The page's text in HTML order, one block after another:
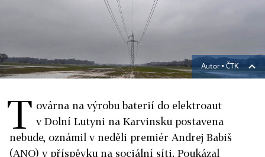
Autor ▪ ČTK
T ovárna na výrobu baterií do elektroaut
v Dolní Lutyni na Karvinsku postavena
nebude, oznámil v neděli premiér Andrej Babiš
(ANO) v příspěvku na sociální síti. Poukázal